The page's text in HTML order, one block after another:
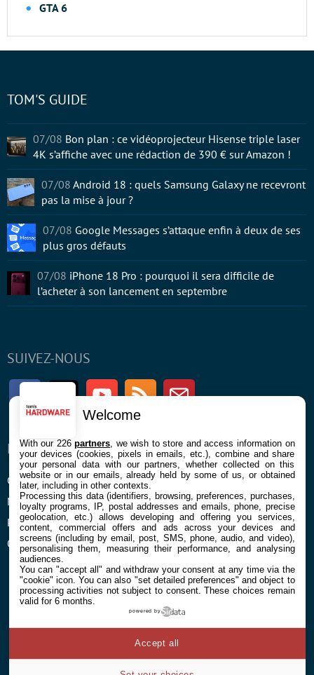
GTA 6
SUIVEZ-NOUS
FacebookTwitter Youtube RSS Newsletter
ENTREPRISE
Confidentialité et Cookies
Mentions légales et CGU
Préférences Cookies
Qui sommes nous
À PROPOS
Contact
TOM'S GUIDE
07/08 Bon plan : ce vidéoprojecteur Hisense triple laser
4K s’affiche avec une rédaction de 390 € sur Amazon !
07/08 Android 18 : quels Samsung Galaxy ne recevront
pas la mise à jour ?
07/08 Google Messages s’attaque enfin à deux de ses
plus gros défauts
07/08 iPhone 18 Pro : pourquoi il sera difficile de
l’acheter à son lancement en septembre
Welcome
With our 226partners , we wish to store and access information on
your devices (cookies, pixels in emails, etc.), combine and share
your personal data with our partners, whether collected on this
website or in our emails, already held by some of us, or obtained
later, including in other contexts.
Processing this data (identifiers, browsing, preferences, purchases,
loyalty programs, IP, postal addresses and emails, phone, precise
geolocation, etc.) allows developing and offering you services,
content, commercial offers and ads across your devices and
screens (including by email, post, SMS, phone, audio, and video),
personalising them, measuring their performance, and analysing
audiences.
You can "accept all" and withdraw your consent at any time via the
"cookie" icon. You can also "set detailed preferences" and object to
processing activities not subject to consent. These choices remain
valid for 6 months.
powered by
Accept all